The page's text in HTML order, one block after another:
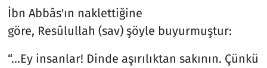
İbn Abbâs'ın naklettiğine
göre, Resûlullah (sav) şöyle buyurmuştur:
“…Ey insanlar! Dinde aşırılıktan sakının. Çünkü